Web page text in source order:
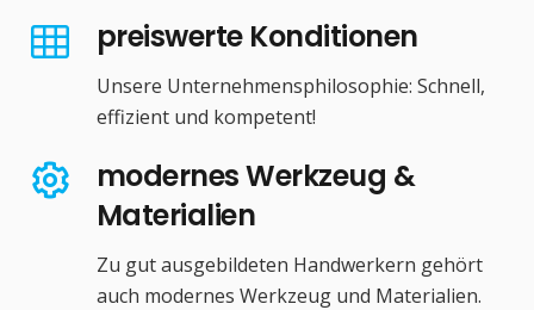
preiswerte Konditionen
Unsere Unternehmensphilosophie: Schnell,
effizient und kompetent!
modernes Werkzeug &
Materialien
Zu gut ausgebildeten Handwerkern gehört
auch modernes Werkzeug und Materialien.